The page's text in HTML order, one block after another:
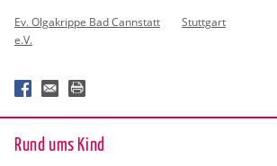
Ev. Olgakrippe Bad Cannstatt
e.V.
Stuttgart
Rund ums Kind